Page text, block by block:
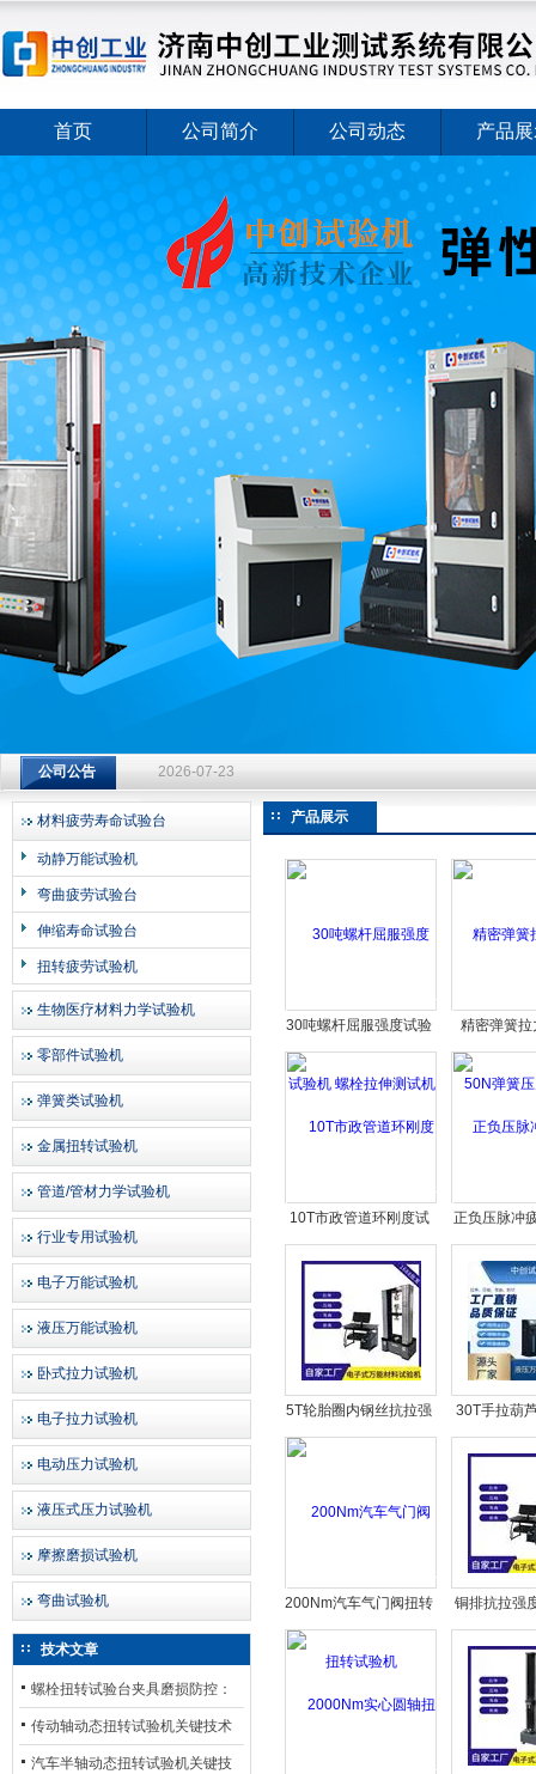
济南中创工业测试系统有限公司
首页 公司简介 公司动态 产品
公司公告
钻杆扭转试验台选型指南：从额定扭矩到加载频率的工况适配
钻杆扭转试验台选型指南：从额定扭矩到加载频率的工况适配
2026-07-23
钻杆扭转试验台选型指南：从额定扭矩到加载频率的工况适配
2026-07-23
材料疲劳寿命试验台
动静万能试验机
弯曲疲劳试验台
伸缩寿命试验台
扭转疲劳试验机
生物医疗材料力学试验机
零部件试验机
弹簧类试验机
金属扭转试验机
管道/管材力学试验机
行业专用试验机
电子万能试验机
液压万能试验机
卧式拉力试验机
电子拉力试验机
电动压力试验机
液压式压力试验机
摩擦磨损试验机
弯曲试验机
技术文章
螺栓扭转试验台夹具磨损防控：
材质选型与表面处理的耐用性优
化
传动轴动态扭转试验机关键技术
及产业落地应用
汽车半轴动态扭转试验机关键技
产品展示
30吨螺杆屈服强度试验
机 螺栓拉伸测试机
精密弹簧
50N弹簧压
10T市政管道环刚度试
验机检测标准号
正负压脉冲
5T轮胎圈内钢丝抗拉强
度试验机
30T手拉葫
试验机 倒
200Nm汽车气门阀扭转
试验机
铜排抗拉强
吨电子拉